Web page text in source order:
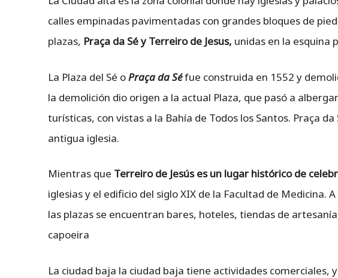
calles empinadas pavimentadas con grandes bloques de
plazas, Praça da Sé y Terreiro de Jesus, unidas en la esquina
La Plaza del Sé oPraça da Séfue construida en 1552 y
la demolición dio origen a la actual Plaza, que pasó a
turísticas, con vistas a la Bahía de Todos los Santos. Praça
antigua iglesia.
Mientras que Terreiro de Jesús es un lugar histórico de
iglesias y el edificio del siglo XIX de la Facultad de Medicina.
las plazas se encuentran bares, hoteles, tiendas de
capoeira
La ciudad baja la ciudad baja tiene actividades comerciales,